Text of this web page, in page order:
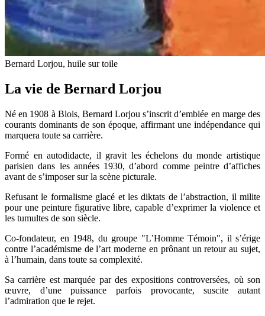
Bernard Lorjou, huile sur toile
La vie de Bernard Lorjou
Né en 1908 à Blois, Bernard Lorjou s’inscrit d’emblée en marge des
courants dominants de son époque, affirmant une indépendance qui
marquera toute sa carrière.
Formé en autodidacte, il gravit les échelons du monde artistique
parisien dans les années 1930, d’abord comme peintre d’affiches
avant de s’imposer sur la scène picturale.
Refusant le formalisme glacé et les diktats de l’abstraction, il milite
pour une peinture figurative libre, capable d’exprimer la violence et
les tumultes de son siècle.
Co-fondateur, en 1948, du groupe "L’Homme Témoin", il s’érige
contre l’académisme de l’art moderne en prônant un retour au sujet,
à l’humain, dans toute sa complexité.
Sa carrière est marquée par des expositions controversées, où son
œuvre, d’une puissance parfois provocante, suscite autant
l’admiration que le rejet.